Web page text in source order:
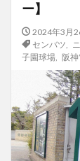
ー】
2024年3月
センバツ
子園球場
阪神